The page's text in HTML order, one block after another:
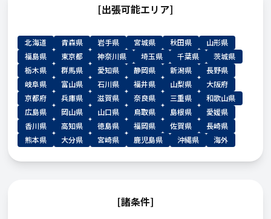
[出張可能エリア]
北海道 青森県 岩手県 宮城県 秋田県
山形県
福島県
東京都 神奈川県 埼玉県 千葉県
茨城県
栃木県
群馬県 愛知県 静岡県 新潟県
長野県
岐阜県
富山県 石川県 福井県 山梨県
大阪府
京都府
兵庫県 滋賀県 奈良県 三重県
和歌山県
広島県
岡山県 山口県 鳥取県 島根県
愛媛県
香川県
高知県 徳島県 福岡県 佐賀県
長崎県
熊本県
大分県 宮崎県 鹿児島県 沖縄県 海外
[諸条件]